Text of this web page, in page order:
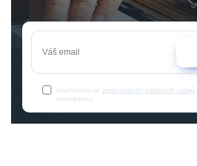
Souhlasím se zpracováním osobních údajů
newsletteru.